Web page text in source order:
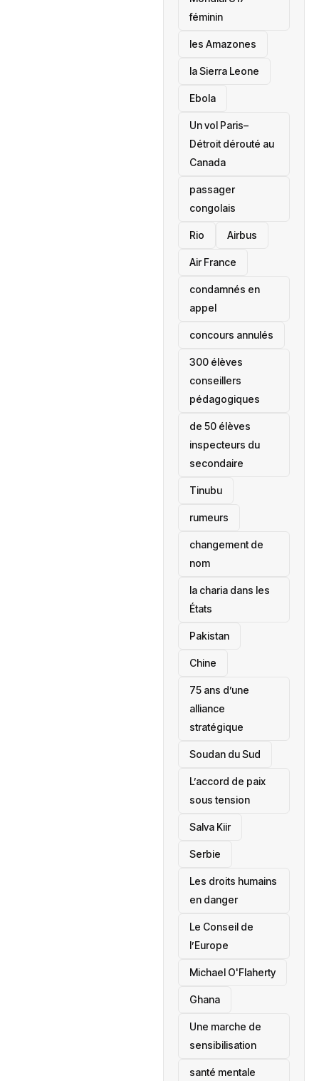
féminin
les Amazones
la Sierra Leone
‎Ebola
Un vol Paris–
Détroit dérouté au
Canada
passager
congolais
Rio Airbus
Air France
condamnés en
appel
concours annulés
300 élèves
conseillers
pédagogiques
de 50 élèves
inspecteurs du
secondaire
Tinubu
rumeurs
changement de
nom
la charia dans les
États
‎Pakistan
Chine
75 ans d’une
alliance
stratégique
‎Soudan du Sud
L’accord de paix
sous tension
Salva Kiir
‎Serbie
Les droits humains
en danger
‎Le Conseil de
l’Europe
Michael O'Flaherty
‎Ghana
Une marche de
sensibilisation
santé mentale